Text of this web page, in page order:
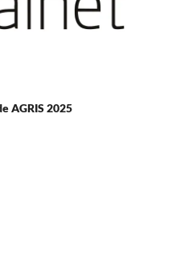
AGRIS 2025